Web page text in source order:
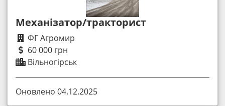
Механізатор/тракторист
ФГ Агромир
60 000 грн
Вільногірськ
Оновлено 04.12.2025